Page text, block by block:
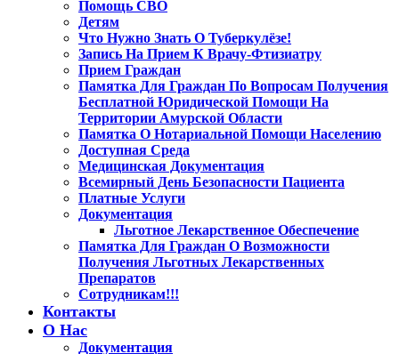
Помощь СВО
Детям
Что Нужно Знать О Туберкулёзе!
Запись На Прием К Врачу-Фтизиатру
Прием Граждан
Памятка Для Граждан По Вопросам Получения
Бесплатной Юридической Помощи На
Территории Амурской Области
Памятка О Нотариальной Помощи Населению
Доступная Среда
Медицинская Документация
Всемирный День Безопасности Пациента
Платные Услуги
Документация
Льготное Лекарственное Обеспечение
Памятка Для Граждан О Возможности
Получения Льготных Лекарственных
Препаратов
Сотрудникам!!!
Контакты
О Нас
Документация